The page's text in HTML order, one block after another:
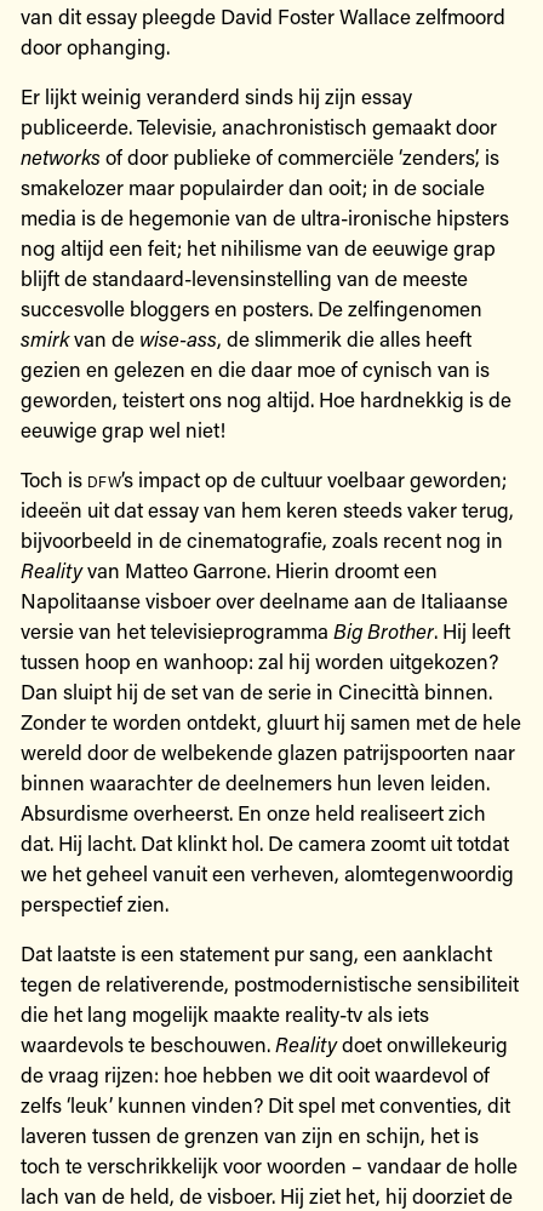
van dit essay pleegde David Foster Wallace zelfmoord
door ophanging.
Er lijkt weinig veranderd sinds hij zijn essay
publiceerde. Televisie, anachronistisch gemaakt door
networks of door publieke of commerciële ‘zenders’, is
smakelozer maar populairder dan ooit; in de sociale
media is de hegemonie van de ultra-ironische hipsters
nog altijd een feit; het nihilisme van de eeuwige grap
blijft de standaard-levensinstelling van de meeste
succesvolle bloggers en posters. De zelfingenomen
smirkvan de wise-ass, de slimmerik die alles heeft
gezien en gelezen en die daar moe of cynisch van is
geworden, teistert ons nog altijd. Hoe hardnekkig is de
eeuwige grap wel niet!
Toch is dfw’s impact op de cultuur voelbaar geworden;
ideeën uit dat essay van hem keren steeds vaker terug,
bijvoorbeeld in de cinematografie, zoals recent nog in
Realityvan Matteo Garrone. Hierin droomt een
Napolitaanse visboer over deelname aan de Italiaanse
versie van het televisieprogramma Big Brother. Hij leeft
tussen hoop en wanhoop: zal hij worden uitgekozen?
Dan sluipt hij de set van de serie in Cinecittà binnen.
Zonder te worden ontdekt, gluurt hij samen met de hele
wereld door de welbekende glazen patrijspoorten naar
binnen waarachter de deelnemers hun leven leiden.
Absurdisme overheerst. En onze held realiseert zich
dat. Hij lacht. Dat klinkt hol. De camera zoomt uit totdat
we het geheel vanuit een verheven, alomtegenwoordig
perspectief zien.
Dat laatste is een statement pur sang, een aanklacht
tegen de relativerende, postmodernistische sensibiliteit
die het lang mogelijk maakte reality-tv als iets
waardevols te beschouwen.Realitydoet onwillekeurig
de vraag rijzen: hoe hebben we dit ooit waardevol of
zelfs ‘leuk’ kunnen vinden? Dit spel met conventies, dit
laveren tussen de grenzen van zijn en schijn, het is
toch te verschrikkelijk voor woorden – vandaar de holle
lach van de held, de visboer. Hij ziet het, hij doorziet de